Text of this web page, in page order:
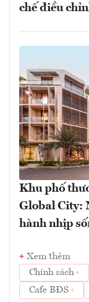
chế điều
Khu phố
Global City:
hành nhịp
Xem thêm
Chính sách
Cafe BĐS